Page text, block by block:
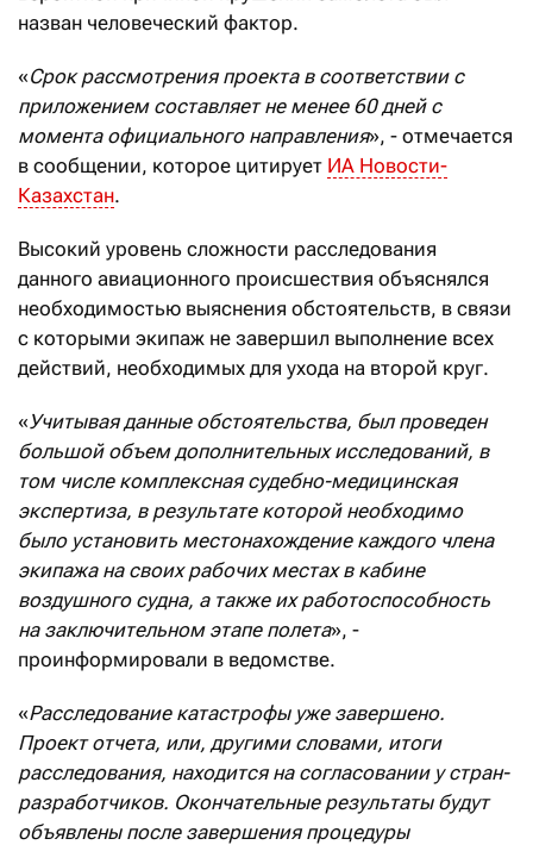
назван человеческий фактор.
«Срок рассмотрения проекта в соответствии с
приложением составляет не менее 60 дней с
момента официального направления», - отмечается
в сообщении, которое цитирует ИА Новости-
Казахстан.
Высокий уровень сложности расследования
данного авиационного происшествия объяснялся
необходимостью выяснения обстоятельств, в связи
с которыми экипаж не завершил выполнение всех
действий, необходимых для ухода на второй круг.
«Учитывая данные обстоятельства, был проведен
большой объем дополнительных исследований, в
том числе комплексная судебно-медицинская
экспертиза, в результате которой необходимо
было установить местонахождение каждого члена
экипажа на своих рабочих местах в кабине
воздушного судна, а также их работоспособность
на заключительном этапе полета», -
проинформировали в ведомстве.
«Расследование катастрофы уже завершено.
Проект отчета, или, другими словами, итоги
расследования, находится на согласовании у стран-
разработчиков. Окончательные результаты будут
объявлены после завершения процедуры